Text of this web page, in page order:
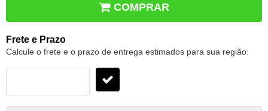
COMPRAR
Frete e Prazo
Calcule o frete e o prazo de entrega estimados para sua região: